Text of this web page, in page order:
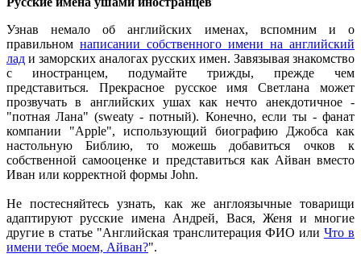
Узнав немало об английских именах, вспомним и о
правильном написании собственного имени на английский
лад и заморских аналогах русских имен. Завязывая знакомство
с иностранцем, подумайте трижды, прежде чем
представиться. Прекрасное русское имя Светлана может
прозвучать в английских ушах как нечто анекдотичное -
"потная Лана" (sweaty - потный). Конечно, если ты - фанат
компании "Apple", использующий биографию Джобса как
настольную Библию, то можешь добавиться очков к
собственной самооценке и представиться как Айван вместо
Иван или корректной формы John.
Не постесняйтесь узнать, как же англоязычные товарищи
адаптируют русские имена Андрей, Вася, Женя и многие
другие в статье "Английская транслитерация ФИО или Что в
имени тебе моем, Айван?".